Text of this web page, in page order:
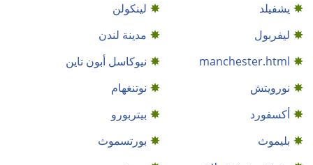
يشفيلد
لينكولن
ليفربول
مدينة لندن
manchester.html
نيوكاسل أبون تاين
نورويتش
نوتنغهام
أكسفورد
بيتربورو
بليموث
بورتسموث